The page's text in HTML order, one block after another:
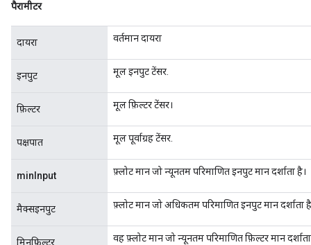
पैरामीटर
दायरा वर्तमान दायरा
इनपुट मूल इनपुट टेंसर.
फ़िल्टर मूल फ़िल्टर टेंसर।
पक्षपात मूल पूर्वाग्रह टेंसर.
minInput फ़्लोट मान जो न्यूनतम परिमाणित इनपुट मान दर्शाता है।
मैक्सइनपुट फ़्लोट मान जो अधिकतम परिमाणित इनपुट मान दर्शाता
मिनफ़िल्टर वह फ़्लोट मान जो न्यूनतम परिमाणित फ़िल्टर मान